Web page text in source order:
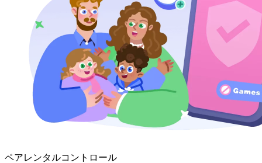
ペアレンタルコントロール